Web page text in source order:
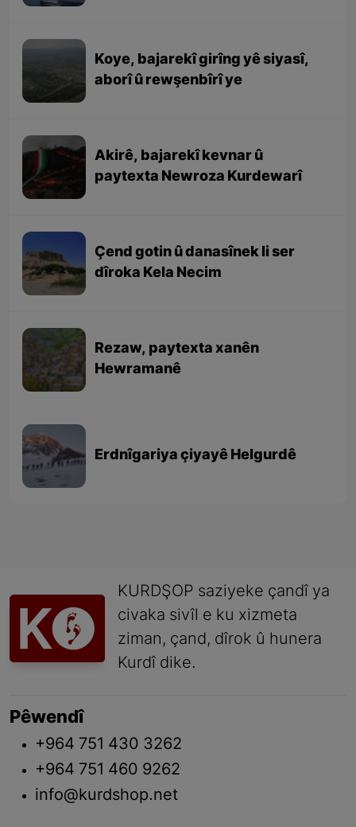
Koye, bajarekî girîng yê siyasî,
aborî û rewşenbîrî ye
Akirê, bajarekî kevnar û
paytexta Newroza Kurdewarî
Çend gotin û danasînek li ser
dîroka Kela Necim
Rezaw, paytexta xanên
Hewramanê
Erdnîgariya çiyayê Helgurdê
KURDŞOP saziyeke çandî ya
civaka sivîl e ku xizmeta
ziman, çand, dîrok û hunera
Kurdî dike.
Pêwendî
+964 751 430 3262
+964 751 460 9262
info@kurdshop.net